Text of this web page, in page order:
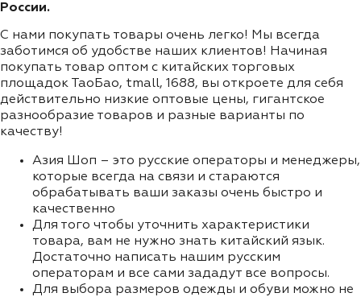
России.
С нами покупать товары очень легко! Мы всегда
заботимся об удобстве наших клиентов! Начиная
покупать товар оптом с китайских торговых
площадок ТаоБао, tmall, 1688, вы откроете для себя
действительно низкие оптовые цены, гигантское
разнообразие товаров и разные варианты по
качеству!
Азия Шоп – это русские операторы и менеджеры,
которые всегда на связи и стараются
обрабатывать ваши заказы очень быстро и
качественно
Для того чтобы уточнить характеристики
товара, вам не нужно знать китайский язык.
Достаточно написать нашим русским
операторам и все сами зададут все вопросы.
Для выбора размеров одежды и обуви можно не